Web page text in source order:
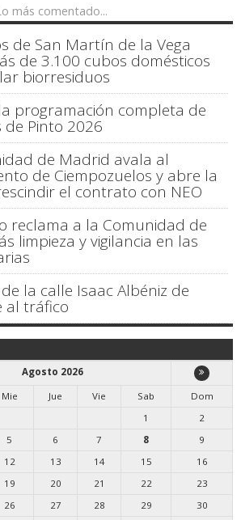
más comentado...
de San Martín de la Vega
de 3.100 cubos domésticos
biorresiduos
programación completa de
de Pinto 2026
de Madrid avala al
de Ciempozuelos y abre la
el contrato con NEO
reclama a la Comunidad de
limpieza y vigilancia en las
la calle Isaac Albéniz de
al tráfico
Agosto 2026
Mie Jue Vie Sab
Dom
1
2
5 6 7 8
9
12 13 14 15
16
19 20 21 22
23
26 27 28 29
30